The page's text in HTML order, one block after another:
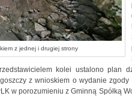
z jednej i drugiej strony
kolei ustalono plan
z wnioskiem o wydanie
w porozumieniu z Gminną Spółką